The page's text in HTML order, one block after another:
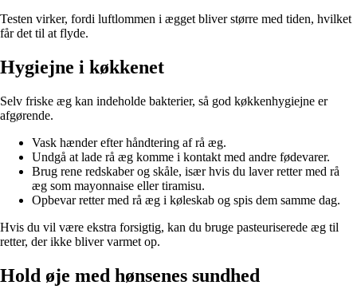
Testen virker, fordi luftlommen i ægget bliver større med tiden, hvilket
får det til at flyde.
Hygiejne i køkkenet
Selv friske æg kan indeholde bakterier, så god køkkenhygiejne er
afgørende.
Vask hænder efter håndtering af rå æg.
Undgå at lade rå æg komme i kontakt med andre fødevarer.
Brug rene redskaber og skåle, især hvis du laver retter med rå
æg som mayonnaise eller tiramisu.
Opbevar retter med rå æg i køleskab og spis dem samme dag.
Hvis du vil være ekstra forsigtig, kan du bruge pasteuriserede æg til
retter, der ikke bliver varmet op.
Hold øje med hønsenes sundhed